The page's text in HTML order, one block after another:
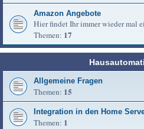
Amazon Angebote
Hier findet Ihr immer wieder mal
Themen: 17
Allgemeine Fragen
Themen: 15
Integration in den Home
Themen: 1